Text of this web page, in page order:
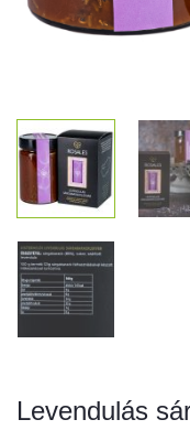
Levendulás